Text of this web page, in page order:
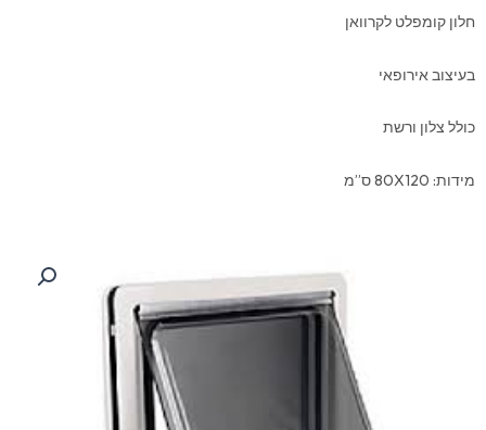
לקרוואן
80X120
חלון קומפלט לקרוואן
בעיצוב אירופאי
כולל צלון ורשת
מידות: 80X120 ס”מ